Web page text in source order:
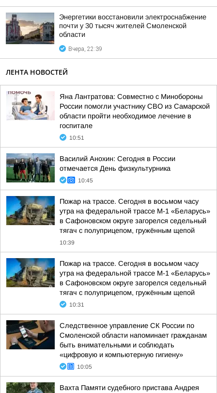
Энергетики восстановили электроснабжение
почти у 30 тысяч жителей Смоленской
области
Вчера, 22:39
ЛЕНТА НОВОСТЕЙ
Яна Лантратова: Совместно с Минобороны
России помогли участнику СВО из Самарской
области пройти необходимое лечение в
госпитале
10:51
Василий Анохин: Сегодня в России
отмечается День физкультурника
10:45
Пожар на трассе. Сегодня в восьмом часу
утра на федеральной трассе М-1 «Беларусь»
в Сафоновском округе загорелся седельный
тягач с полуприцепом, гружённым щепой
10:39
Пожар на трассе. Сегодня в восьмом часу
утра на федеральной трассе М-1 «Беларусь»
в Сафоновском округе загорелся седельный
тягач с полуприцепом, гружённым щепой
10:31
Следственное управление СК России по
Смоленской области напоминает гражданам
быть внимательными и соблюдать
«цифровую и компьютерную гигиену»
10:05
Вахта Памяти судебного пристава Андрея